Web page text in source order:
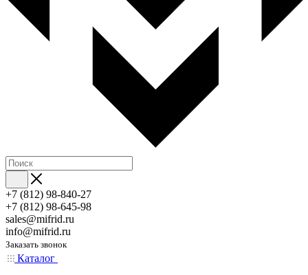
+7 (812) 98-840-27
+7 (812) 98-645-98
sales@mifrid.ru
info@mifrid.ru
Заказать звонок
Каталог